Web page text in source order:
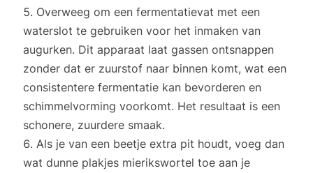
Overweeg om een fermentatievat met een
waterslot te gebruiken voor het inmaken van
augurken. Dit apparaat laat gassen ontsnappen
zonder dat er zuurstof naar binnen komt, wat een
consistentere fermentatie kan bevorderen en
schimmelvorming voorkomt. Het resultaat is een
schonere, zuurdere smaak.
Als je van een beetje extra pit houdt, voeg dan
wat dunne plakjes mierikswortel toe aan je